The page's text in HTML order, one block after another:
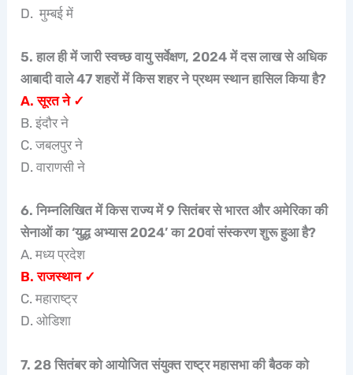
D. मुम्बई में
5. हाल ही में जारी स्वच्छ वायु सर्वेक्षण, 2024 में दस लाख से अधिक
आबादी वाले 47 शहरों में किस शहर ने प्रथम स्थान हासिल किया है?
A. सूरत ने ✓
B. इंदौर ने
C. जबलपुर ने
D. वाराणसी ने
6. निम्नलिखित में किस राज्य में 9 सितंबर से भारत और अमेरिका की
सेनाओं का ‘युद्ध अभ्यास 2024’ का 20वां संस्करण शुरू हुआ है?
A. मध्य प्रदेश
B. राजस्थान ✓
C. महाराष्ट्र
D. ओडिशा
7. 28 सितंबर को आयोजित संयुक्त राष्ट्र महासभा की बैठक को